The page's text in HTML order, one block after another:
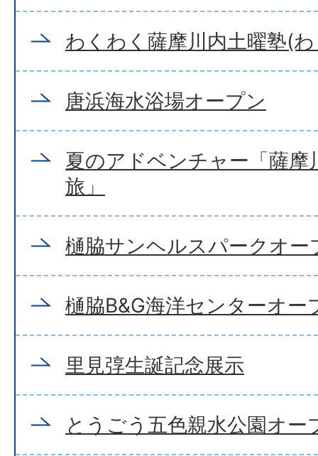
わくわく薩摩川内土曜塾(
唐浜海水浴場オープン
夏のアドベンチャー「薩摩
旅」
樋脇サンヘルスパークオー
樋脇B&G海洋センターオー
里見弴生誕記念展示
とうごう五色親水公園オー